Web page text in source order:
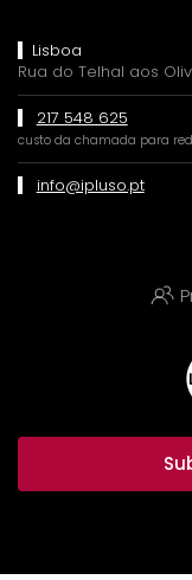
Lisboa
Rua do Telhal aos
217 548 625
custo da chamada para
info@ipluso.pt